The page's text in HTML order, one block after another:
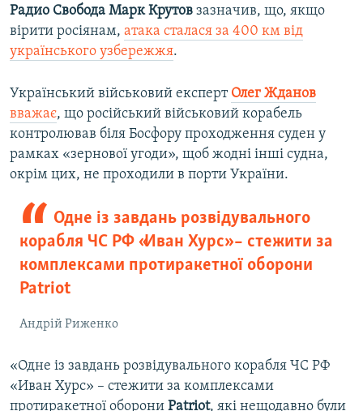
Радио Свобода Марк Крутов зазначив, що, якщо
вірити росіянам, атака сталася за 400 км від
українського узбережжя.
Український військовий експерт Олег Жданов
вважає, що російський військовий корабель
контролював біля Босфору проходження суден у
рамках «зернової угоди», щоб жодні інші судна,
окрім цих, не проходили в порти України.
Одне із завдань розвідувального
корабля ЧС РФ «Иван Хурс» – стежити за
комплексами протиракетної оборони
Patriot
Андрій Риженко
«Одне із завдань розвідувального корабля ЧС РФ
«Иван Хурс» – стежити за комплексами
протиракетної оборони Patriot, які нещодавно були